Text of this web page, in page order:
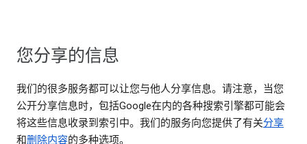
您分享的信息
我们的很多服务都可以让您与他人分享信息。请注意，当您
公开分享信息时，包括Google在内的各种搜索引擎都可能会
将这些信息收录到索引中。我们的服务向您提供了有关分享
和删除内容的多种选项。